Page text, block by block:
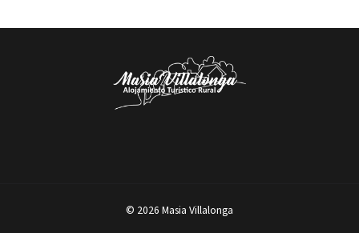
© 2026 Masia Villalonga